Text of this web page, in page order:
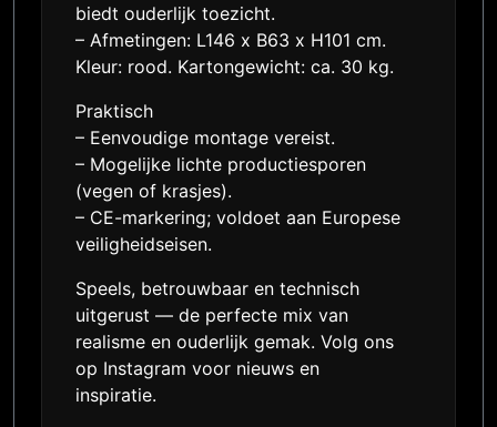
biedt ouderlijk toezicht.
– Afmetingen: L146 x B63 x H101 cm.
Kleur: rood. Kartongewicht: ca. 30 kg.
Praktisch
– Eenvoudige montage vereist.
– Mogelijke lichte productiesporen
(vegen of krasjes).
– CE-markering; voldoet aan Europese
veiligheidseisen.
Speels, betrouwbaar en technisch
uitgerust — de perfecte mix van
realisme en ouderlijk gemak. Volg ons
op Instagram voor nieuws en
inspiratie.